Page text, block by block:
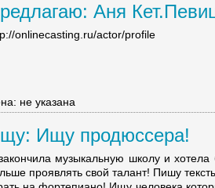
Аня
onlinecasting.ru/actor/profile
не указана
Ищу продюссера!
музыкальную школу и хотела
проявлять свой талант! Пишу